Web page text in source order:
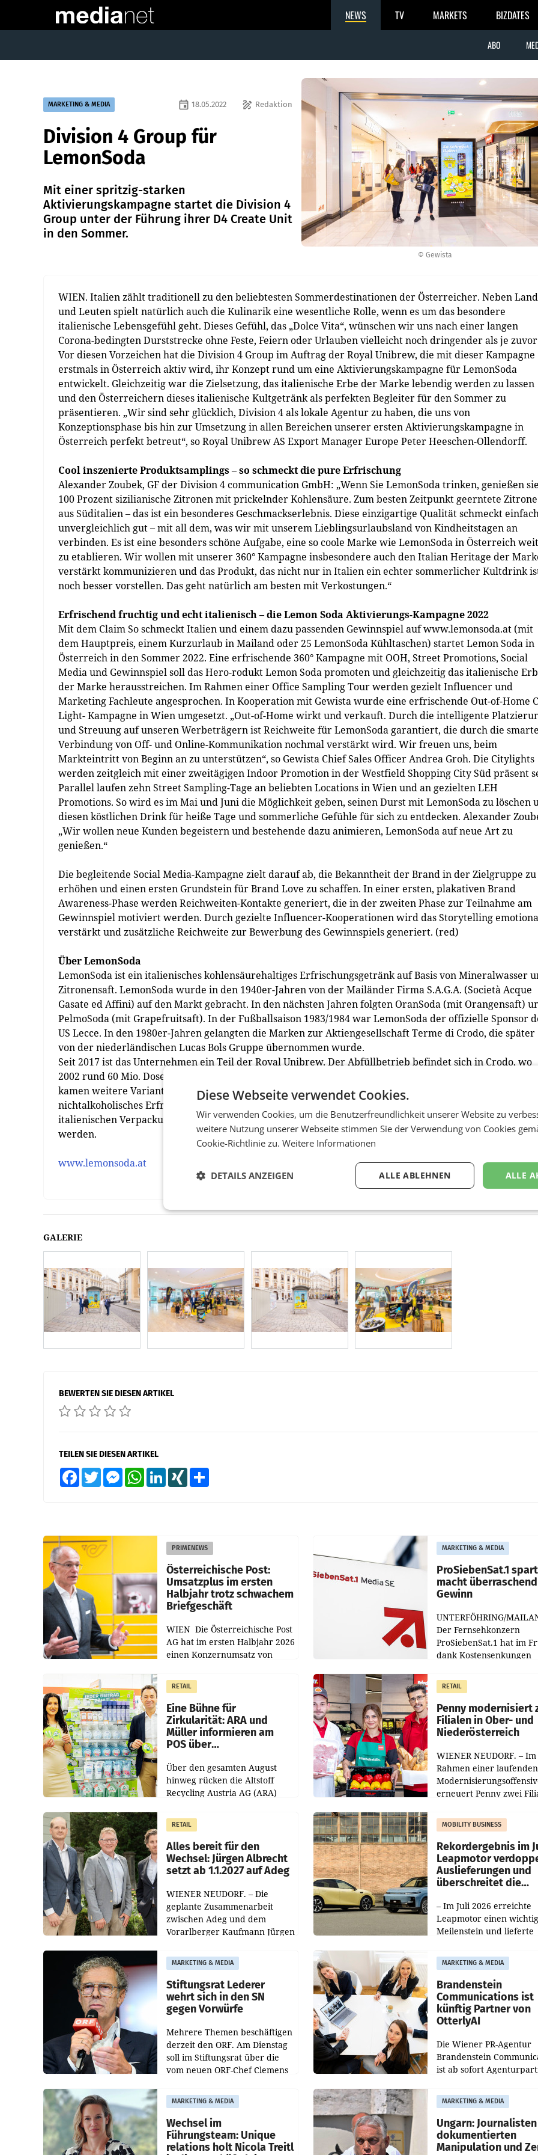
NEWS TV MARKETS BIZDATES
ABO
© Gewista
MARKETING & MEDIA draw Redaktion
event 18.05.2022
Division 4 Group für
LemonSoda
Mit einer spritzig-starken
Aktivierungskampagne startet die Division 4
Group unter der Führung ihrer D4 Create Unit
in den Sommer.
WIEN. Italien zählt traditionell zu den beliebtesten Sommerdestinationen der Österreicher. Neben Land
und Leuten spielt natürlich auch die Kulinarik eine wesentliche Rolle, wenn es um das besondere
italienische Lebensgefühl geht. Dieses Gefühl, das „Dolce Vita“, wünschen wir uns nach einer langen
Corona-bedingten Durststrecke ohne Feste, Feiern oder Urlauben vielleicht noch dringender als je
Vor diesen Vorzeichen hat die Division 4 Group im Auftrag der Royal Unibrew, die mit dieser Kampagne
erstmals in Österreich aktiv wird, ihr Konzept rund um eine Aktivierungskampagne für LemonSoda
entwickelt. Gleichzeitig war die Zielsetzung, das italienische Erbe der Marke lebendig werden zu lassen
und den Österreichern dieses italienische Kultgetränk als perfekten Begleiter für den Sommer zu
präsentieren. „Wir sind sehr glücklich, Division 4 als lokale Agentur zu haben, die uns von
Konzeptionsphase bis hin zur Umsetzung in allen Bereichen unserer ersten Aktivierungskampagne in
Österreich perfekt betreut“, so Royal Unibrew AS Export Manager Europe Peter Heeschen-Ollendorff.
Cool inszenierte Produktsamplings – so schmeckt die pure Erfrischung
Alexander Zoubek, GF der Division 4 communication GmbH: „Wenn Sie LemonSoda trinken, genießen sie
100 Prozent sizilianische Zitronen mit prickelnder Kohlensäure. Zum besten Zeitpunkt geerntete Zitrone
aus Süditalien – das ist ein besonderes Geschmackserlebnis. Diese einzigartige Qualität schmeckt
unvergleichlich gut – mit all dem, was wir mit unserem Lieblingsurlaubsland von Kindheitstagen an
verbinden. Es ist eine besonders schöne Aufgabe, eine so coole Marke wie LemonSoda in Österreich
zu etablieren. Wir wollen mit unserer 360° Kampagne insbesondere auch den Italian Heritage der
verstärkt kommunizieren und das Produkt, das nicht nur in Italien ein echter sommerlicher Kultdrink
noch besser vorstellen. Das geht natürlich am besten mit Verkostungen.“
Erfrischend fruchtig und echt italienisch – die Lemon Soda Aktivierungs-Kampagne 2022
Mit dem Claim So schmeckt Italien und einem dazu passenden Gewinnspiel auf www.lemonsoda.at (mit
dem Hauptpreis, einem Kurzurlaub in Mailand oder 25 LemonSoda Kühltaschen) startet Lemon Soda in
Österreich in den Sommer 2022. Eine erfrischende 360° Kampagne mit OOH, Street Promotions, Social
Media und Gewinnspiel soll das Hero-rodukt Lemon Soda promoten und gleichzeitig das italienische
der Marke herausstreichen. Im Rahmen einer Office Sampling Tour werden gezielt Influencer und
Marketing Fachleute angesprochen. In Kooperation mit Gewista wurde eine erfrischende Out-of-Home
Light- Kampagne in Wien umgesetzt. „Out-of-Home wirkt und verkauft. Durch die intelligente
und Streuung auf unseren Werbeträgern ist Reichweite für LemonSoda garantiert, die durch die smarte
Verbindung von Off- und Online-Kommunikation nochmal verstärkt wird. Wir freuen uns, beim
Markteintritt von Beginn an zu unterstützen“, so Gewista Chief Sales Officer Andrea Groh. Die Citylights
werden zeitgleich mit einer zweitägigen Indoor Promotion in der Westfield Shopping City Süd präsent
Parallel laufen zehn Street Sampling-Tage an beliebten Locations in Wien und an gezielten LEH
Promotions. So wird es im Mai und Juni die Möglichkeit geben, seinen Durst mit LemonSoda zu löschen
diesen köstlichen Drink für heiße Tage und sommerliche Gefühle für sich zu entdecken. Alexander
„Wir wollen neue Kunden begeistern und bestehende dazu animieren, LemonSoda auf neue Art zu
genießen.“
Die begleitende Social Media-Kampagne zielt darauf ab, die Bekanntheit der Brand in der Zielgruppe zu
erhöhen und einen ersten Grundstein für Brand Love zu schaffen. In einer ersten, plakativen Brand
Awareness-Phase werden Reichweiten-Kontakte generiert, die in der zweiten Phase zur Teilnahme am
Gewinnspiel motiviert werden. Durch gezielte Influencer-Kooperationen wird das Storytelling
verstärkt und zusätzliche Reichweite zur Bewerbung des Gewinnspiels generiert. (red)
Über LemonSoda
LemonSoda ist ein italienisches kohlensäurehaltiges Erfrischungsgetränk auf Basis von Mineralwasser
Zitronensaft. LemonSoda wurde in den 1940er-Jahren von der Mailänder Firma S.A.G.A. (Società Acque
Gasate ed Affini) auf den Markt gebracht. In den nächsten Jahren folgten OranSoda (mit Orangensaft)
PelmoSoda (mit Grapefruitsaft). In der Fußballsaison 1983/1984 war LemonSoda der offizielle Sponsor
US Lecce. In den 1980er-Jahren gelangten die Marken zur Aktiengesellschaft Terme di Crodo, die später
von der niederländischen Lucas Bols Gruppe übernommen wurde.
Seit 2017 ist das Unternehmen ein Teil der Royal Unibrew. Der Abfüllbetrieb befindet sich in Crodo, wo
2002 rund 60 Mio. Dosen abgefüllt wurden. Seit 2012 wird das Produkt auch in Sulmona abgefüllt. 2010
kamen weitere Varianten auf den Markt, unter anderem LemonSoda Zero ohne Zucker und MojitoSoda,
nichtalkoholisches Erfrischungsgetränk mit Zitronensaft und Minz-Geschmack. In der Schweiz werden
italienischen Verpackungen beibehalten, da die Produkte von diversen Detaillisten direkt importiert
werden.
www.lemonsoda.at
GALERIE
BEWERTEN SIE DIESEN ARTIKEL
TEILEN SIE DIESEN ARTIKEL
FacebookTwitter MessengerWhatsAppLinkedInXING
PRIMENEWS
Österreichische Post:
Umsatzplus im ersten
Halbjahr trotz schwachem
Briefgeschäft
WIEN Die Österreichische Post
AG hat im ersten Halbjahr 2026
einen Konzernumsatz von
erwirtschaftet, was einem Plus
von 3,8 Prozent gegenüber
dem Vergleichszeitraum
MARKETING & MEDIA
ProSiebenSat.1
macht
Gewinn
UNTERFÖHRING/
Der Fernsehkonzern
ProSiebenSat.1 hat im
dank Kostensenkungen
gemacht und die
Markterwartung deutlich
übertroffen.
RETAIL
Eine Bühne für
Zirkularität: ARA und
Müller informieren am
POS über
Über den gesamten August
hinweg rücken die Altstoff
Recycling Austria AG (ARA)
Müller die Initiative „Kreislauf-
Helden“ in allen
österreichischen Müller-Filialen
RETAIL
Penny modernisiert
Filialen in Ober- und
Niederösterreich
WIENER NEUDORF. – Im
Rahmen einer laufenden
erneuert Penny zwei
Die beiden Standorte
Haag sowie im rund
RETAIL
Alles bereit für den
Wechsel: Jürgen Albrecht
setzt ab 1.1.2027 auf Adeg
WIENER NEUDORF. – Die
geplante Zusammenarbeit
zwischen Adeg und dem
Vorarlberger Kaufmann Jürgen
freigegeben: Die
Bundeswettbewerbsbehörde
und der Bundeskartellanwalt
MOBILITY BUSINESS
Rekordergebnis im
Leapmotor
Auslieferungen und
überschreitet die
– Im Juli 2026 erreichte
Leapmotor einen
Meilenstein und lieferte
aus, womit sich das
gegenüber Juli 2025
verdoppelte (+102
MARKETING & MEDIA
Stiftungsrat Lederer
wehrt sich in den SN
gegen Vorwürfe
Mehrere Themen beschäftigen
derzeit den ORF. Am Dienstag
soll im Stiftungsrat über die
vom neuen ORF-Chef Clemens
Besetzungen für die
Direktionen abgestimmt
werden.
MARKETING & MEDIA
Brandenstein
Communications ist
künftig Partner von
OtterlyAI
Die Wiener PR-Agentur
Brandenstein
ist ab sofort
Optimierungsplattform
OtterlyAI. Damit baut die
Agentur ihr
MARKETING & MEDIA
Wechsel im
Führungsteam: Unique
relations holt Nicola Treitl
MARKETING & MEDIA
Ungarn: Journalisten
dokumentierten
Manipulation und
Diese Webseite verwendet Cookies.
Wir verwenden Cookies, um die Benutzerfreundlichkeit unserer Website zu
weitere Nutzung unserer Webseite stimmen Sie der Verwendung von Cookies
Cookie-Richtlinie zu. Weitere Informationen
ALLE
ALLE ABLEHNEN
DETAILS ANZEIGEN